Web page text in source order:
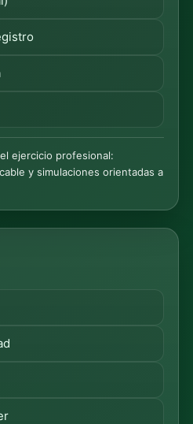
ejercicio profesional:
y simulaciones orientadas a